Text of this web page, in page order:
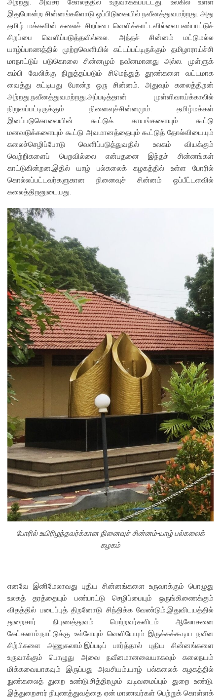
அற்றது. அவசர கோலத்தில் உருவாக்கப்பட்டது. உலகில் உள்ள
இதுபோன்ற சின்னங்களோடு ஒப்பிடுகையில் நவீனத்துவமற்றது. அது
தமிழ் மக்களின் கலைச் சிறப்பை வெளிக்காட்டவில்லை.பண்பாட்டுச்
சிறப்பை வெளிப்படுத்தவில்லை. அந்தச் சின்னம் மட்டுமல்ல
யாழ்ப்பாணத்தில் முற்றவெளியில் கட்டப்பட்டிருக்கும் தமிழாராய்ச்சி
மாநாட்டுப் படுகொலை சின்னமும் நவீனமானது அல்ல. முள்ளுக்
கம்பி வேலிக்கு நிறுத்தப்படும் சிமெந்துத் தூண்களை வட்டமாக
வைத்து கட்டியது போன்ற ஒரு சின்னம். அதுவும் கலைத்திறன்
அற்றது.நவீனத்துவமற்றது.அப்படித்தான் முள்ளிவாய்க்காலில்
நிறுவப்பட்டிருக்கும் நினைவுச்சின்னமும். தமிழ்மக்கள்
இனப்படுகொலையின் கூட்டுக் காயங்களையும் கூட்டு
மனவடுக்களையும் கூட்டு அவமானத்தையும் கூட்டுத் தோல்வியையும்
கலைச்செழிப்போடு வெளிப்படுத்துவதில் உலகம் வியக்கும்
வெற்றிகளைப் பெறவில்லை என்பதனை இந்தச் சின்னங்கள்
காட்டுகின்றன.இதில் யாழ் பல்கலைக் கழகத்தில் உள்ள போரில்
கொல்லப்பட்டவர்களுகான நினைவுச் சின்னம் ஒப்பீட்டளவில்
கலைத்திறனுடையது.
போரில் உயிரிழந்தவர்க்கான நினைவுச் சின்னம்-யாழ் பல்கலைக்
கழகம்
எனவே இனிமேலாவது புதிய சின்னங்களை உருவாக்கும் பொழுது
உலகத் தரத்தையும் பண்பாட்டு செழிப்பையும் ஒருங்கிணைக்கும்
விதத்தில் படைப்புத் திறனோடு சிந்திக்க வேண்டும்.இதுவிடயத்தில்
துறைசார் நிபுணத்துவம் பெற்றவர்களிடம் ஆலோசனை
கேட்கலாம்.நாட்டுக்கு உள்ளேயும் வெளியேயும் இருக்கக்கூடிய நவீன
சிற்பிகளை அணுகலாம்.இப்படிப் பார்த்தால் புதிய சின்னங்களை
உருவாக்கும் பொழுது அவை நவீனமானவையாகவும் கலைநயம்
மிக்கவையாகவும் இருப்பது அவசியம்.யாழ் பல்கலைக் கழகத்தில்
நுண்கலைத் துறை உண்டு.சித்திரமும் வடிவமைப்பும் துறை உண்டு.
இத்துறைசார் நிபுணத்துவத்தை ஏன் மாணவர்கள் பெற்றுக் கொள்ளக்